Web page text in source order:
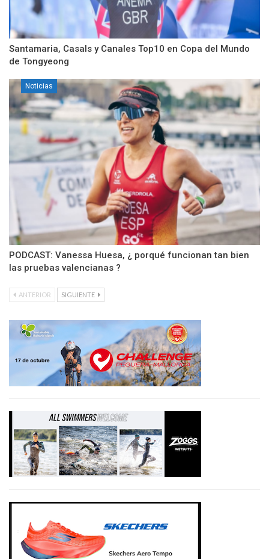
Santamaria, Casals y Canales Top10 en Copa del Mundo
de Tongyeong
Noticias
PODCAST: Vanessa Huesa, ¿ porqué funcionan tan bien
las pruebas valencianas ?
ANTERIOR SIGUIENTE